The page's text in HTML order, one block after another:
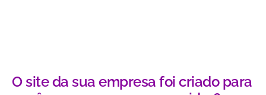
O site da sua empresa foi criado para